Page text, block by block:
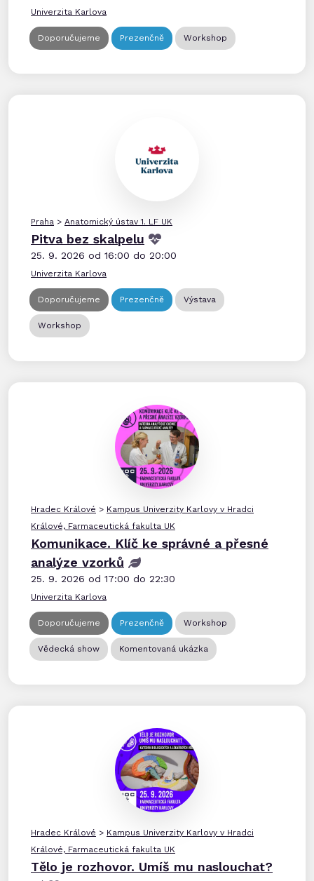
Univerzita Karlova
Doporučujeme Prezenčně Workshop
Praha > Anatomický ústav 1. LF UK
Pitva bez skalpelu
25. 9. 2026 od 16:00 do 20:00
Univerzita Karlova
Doporučujeme Prezenčně Výstava
Workshop
Hradec Králové > Kampus Univerzity Karlovy v Hradci
Králové, Farmaceutická fakulta UK
Komunikace. Klíč ke správné a přesné
analýze vzorků
25. 9. 2026 od 17:00 do 22:30
Univerzita Karlova
Doporučujeme Prezenčně Workshop
Vědecká show Komentovaná ukázka
Hradec Králové > Kampus Univerzity Karlovy v Hradci
Králové, Farmaceutická fakulta UK
Tělo je rozhovor. Umíš mu naslouchat?